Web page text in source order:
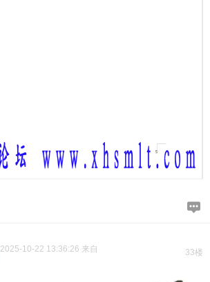
33楼
2025-10-22 13:36:26 来自